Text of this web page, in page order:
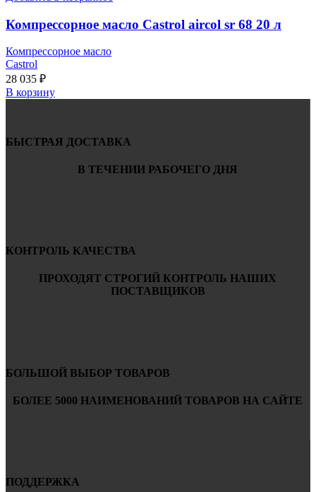
Компрессорное масло Castrol aircol sr 68 20 л
Компрессорное масло
Castrol
28 035 ₽
В корзину
БЫСТРАЯ ДОСТАВКА
В ТЕЧЕНИИ РАБОЧЕГО ДНЯ
КОНТРОЛЬ КАЧЕСТВА
ПРОХОДЯТ СТРОГИЙ КОНТРОЛЬ НАШИХ
ПОСТАВЩИКОВ
БОЛЬШОЙ ВЫБОР ТОВАРОВ
БОЛЕЕ 5000 НАИМЕНОВАНИЙ ТОВАРОВ НА САЙТЕ
ПОДДЕРЖКА